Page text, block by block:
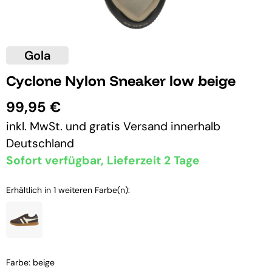
Gola
Cyclone Nylon Sneaker low beige
99,95 €
inkl. MwSt. und gratis Versand innerhalb
Deutschland
Sofort verfügbar, Lieferzeit 2 Tage
Erhältlich in 1 weiteren Farbe(n):
Farbe: beige